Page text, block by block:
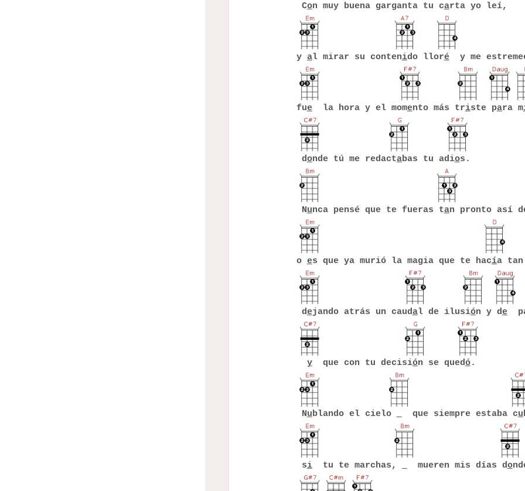
Con muy buena garganta tu carta yo leí,
y al mirar su contenido lloréy me
fuela hora y el momento más triste para m
donde tú me redactabas tu adios.
Nunca pensé que te fueras tan pronto así
o es que ya murió la magia que te hacía
dejando atrás un caudal de ilusión y de
yque con tu decisión se quedó.
Nublando el cielo que siempre estaba cu
situ te marchas, mueren mis días do